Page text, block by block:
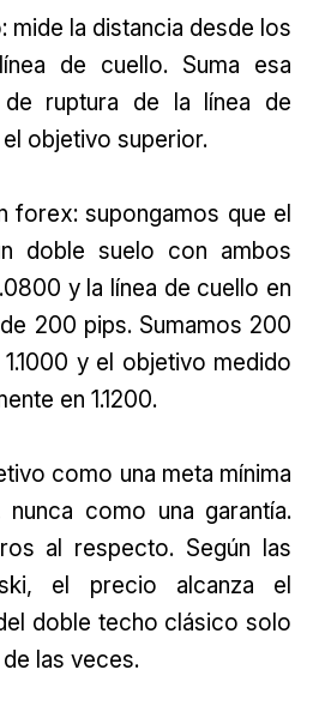
mide la distancia desde los
de cuello. Suma esa
ruptura de la línea de
objetivo superior.
forex: supongamos que el
doble suelo con ambos
y la línea de cuello en
200 pips. Sumamos 200
y el objetivo medido
en 1.1200.
como una meta mínima
como una garantía.
al respecto. Según las
el precio alcanza el
doble techo clásico solo
las veces.